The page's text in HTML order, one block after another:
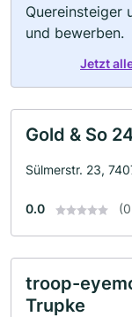
Quereinsteiger
und bewerben.
Jetzt
Gold & So
Sülmerstr. 23,
0.0
troop-
Trupke